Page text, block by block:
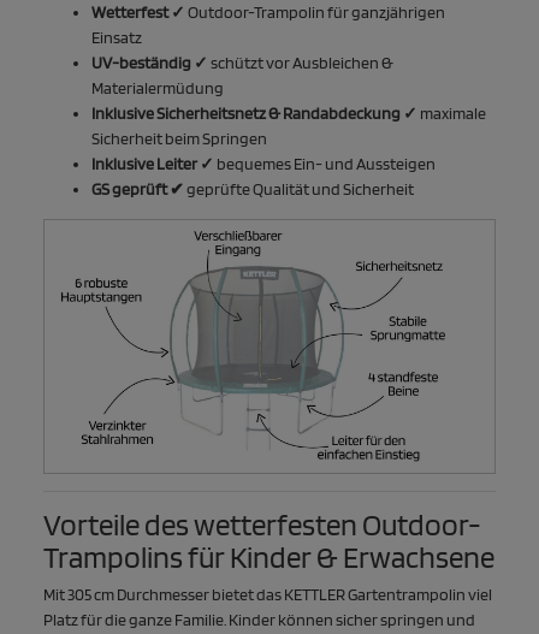
Wetterfest ✓ Outdoor-Trampolin für ganzjährigen
Einsatz
UV-beständig ✓ schützt vor Ausbleichen &
Materialermüdung
Inklusive Sicherheitsnetz & Randabdeckung ✓ maximale
Sicherheit beim Springen
Inklusive Leiter ✓ bequemes Ein- und Aussteigen
GS geprüft ✔geprüfte Qualität und Sicherheit
Vorteile des wetterfesten Outdoor-
Trampolins für Kinder & Erwachsene
Mit 305 cm Durchmesser bietet das KETTLER Gartentrampolin viel
Platz für die ganze Familie. Kinder können sicher springen und